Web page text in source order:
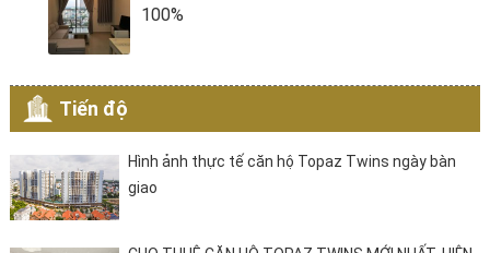
100%
Tiến độ
Hình ảnh thực tế căn hộ Topaz Twins ngày bàn
giao